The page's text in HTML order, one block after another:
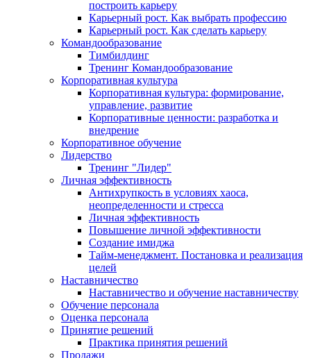
построить карьеру
Карьерный рост. Как выбрать профессию
Карьерный рост. Как сделать карьеру
Командообразование
Тимбилдинг
Тренинг Командообразование
Корпоративная культура
Корпоративная культура: формирование,
управление, развитие
Корпоративные ценности: разработка и
внедрение
Корпоративное обучение
Лидерство
Тренинг "Лидер"
Личная эффективность
Антихрупкость в условиях хаоса,
неопределенности и стресса
Личная эффективность
Повышение личной эффективности
Создание имиджа
Тайм-менеджмент. Постановка и реализация
целей
Наставничество
Наставничество и обучение наставничеству
Обучение персонала
Оценка персонала
Принятие решений
Практика принятия решений
Продажи